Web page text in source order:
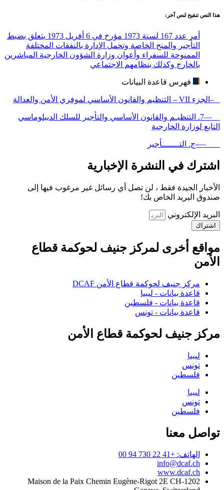
هذا النص تنقيح لنص آخر:
أمر عدد 167 لسنة 1973 مؤرخ في 6 أفريل 1973 يتعلق بضبط
التأجير والمنح الخاصة وتحمل الإدارة بالنفقات المختلفة
الممنوحة للسفراء وأعوان وزارة الشؤون الخارجية المباشرين
بالخارج وكذلك بنظامهم الاجتماعي
فهرس قاعدة البيانات
–الجزء VII – التنظيم والقانون الأساسي لموفري الأمن والعدالة
—7. التنظيـم والقانون الأساسي والتأجير للسلك الديبلوماسي
التابع لوزارة الخارجية
—-ج. التـــــــأجير
اشترك في النشرة الإخبارية
الأخبار الجيدة فقط ، لن تصل أي رسائل غير مرغوب فيها إلى
صندوق البريد الخاص بك!
البريد الإلكتروني
اشتراك
مواقع أخرى لمركز جنيف لحوكمة قطاع
الأمن
مركز جنيف لحوكمة قطاع الأمن DCAF
قاعدة بيانات - ليبيا
قاعدة بيانات - فلسطين
قاعدة بيانات - تونس
مركز جنيف لحوكمة قطاع الأمن
ليبيا
تونس
فلسطين
ليبيا
تونس
فلسطين
تواصل معنا
الهاتف: +41 22 730 94 00
info@dcaf.ch
www.dcaf.ch
Maison de la Paix Chemin Eugène-Rigot 2E CH-1202